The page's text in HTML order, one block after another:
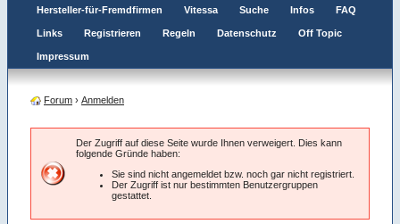
Hersteller-für-Fremdfirmen Vitessa Suche Infos FAQ
Links Registrieren Regeln Datenschutz Off Topic
Impressum
Forum › Anmelden
Der Zugriff auf diese Seite wurde Ihnen verweigert. Dies kann
folgende Gründe haben:
Sie sind nicht angemeldet bzw. noch gar nicht registriert.
Der Zugriff ist nur bestimmten Benutzergruppen
gestattet.